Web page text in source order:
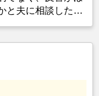
と夫に相談した。